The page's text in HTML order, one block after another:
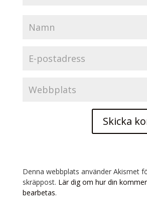
Denna webbplats använder Akismet
skräppost. Lär dig om hur din
bearbetas.